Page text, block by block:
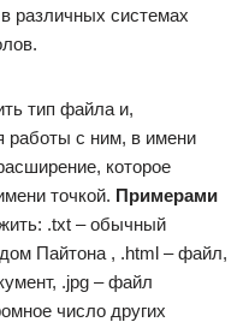
различных системах
тип файла и,
работы с ним, в имени
которое
точкой. Примерами
.txt – обычный
Пайтона , .html – файл,
.jpg – файл
число других